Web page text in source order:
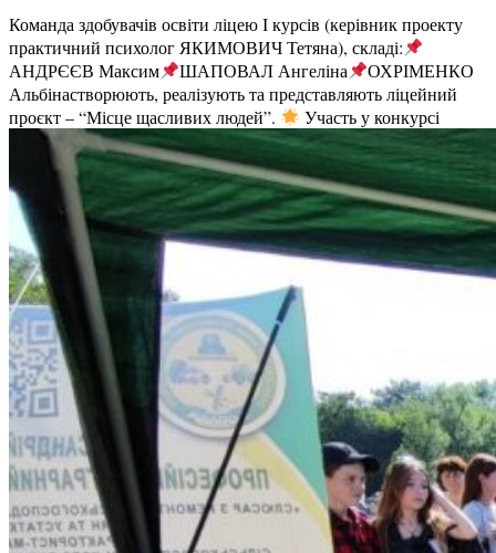
Команда здобувачів освіти ліцею І курсів (керівник проекту
практичний психолог ЯКИМОВИЧ Тетяна), складі:
АНДРЄЄВ Максим
ШАПОВАЛ Ангеліна
ОХРІМЕНКО
Альбінастворюють, реалізують та представляють ліцейний
проєкт – “Місце щасливих людей”.
Участь у конкурсі